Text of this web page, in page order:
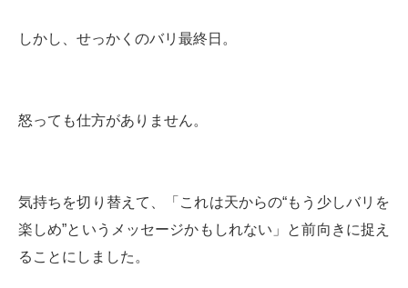
しかし、せっかくのバリ最終日。
怒っても仕方がありません。
気持ちを切り替えて、「これは天からの“もう少しバリを
楽しめ”というメッセージかもしれない」と前向きに捉え
ることにしました。